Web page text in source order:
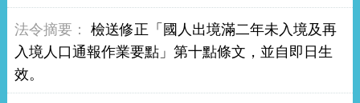
檢送修正「國人出境滿二年未入境及再
入境人口通報作業要點」第十點條文，並自即日生
效。